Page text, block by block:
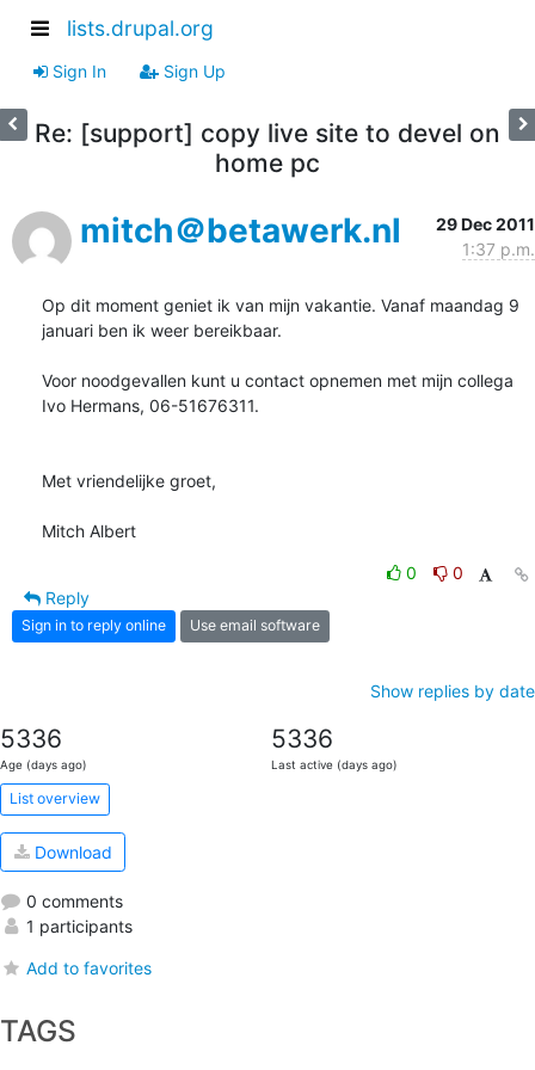
lists.drupal.org
Sign In Sign Up
Re: [support] copy live site to devel on
home pc
mitch＠betawerk.nl
29 Dec 2011
1:37 p.m.
Op dit moment geniet ik van mijn vakantie. Vanaf maandag 9
januari ben ik weer bereikbaar.
Voor noodgevallen kunt u contact opnemen met mijn collega
Ivo Hermans, 06-51676311.
Met vriendelijke groet,
Mitch Albert
0
0
Reply
Sign in to reply online Use email software
Show replies by date
5336
Age (days ago)
5336
Last active (days ago)
List overview
Download
0 comments
1 participants
Add to favorites
TAGS